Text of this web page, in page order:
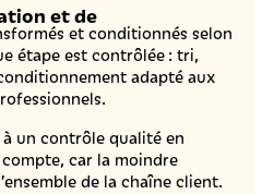
et de
et conditionnés selon
étape est contrôlée : tri,
adapté aux
un contrôle qualité en
car la moindre
de la chaîne client.